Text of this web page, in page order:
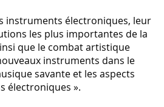
instruments électroniques, leur
les plus importantes de la
que le combat artistique
instruments dans le
savante et les aspects
électroniques ».